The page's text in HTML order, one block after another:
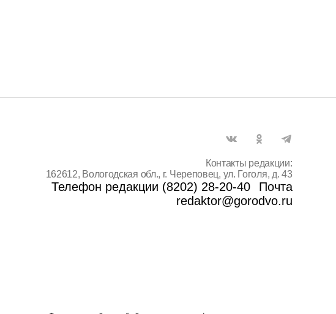
Контакты редакции:
162612, Вологодская обл., г. Череповец, ул. Гоголя, д. 43
Телефон редакции (8202) 28-20-40
Почта
redaktor@gorodvo.ru